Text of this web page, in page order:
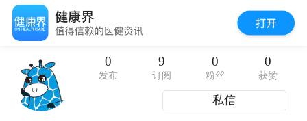
0
发布
9
订阅
0
粉丝
0
获赞
私信